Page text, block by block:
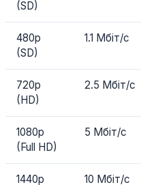
(SD)
480p
(SD)
1.1 Мбіт/с
720p
(HD)
2.5 Мбіт/с
1080p
(Full HD)
5 Мбіт/с
1440p
10 Мбіт/с